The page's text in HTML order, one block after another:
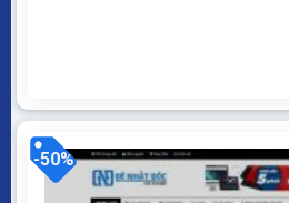
-50%